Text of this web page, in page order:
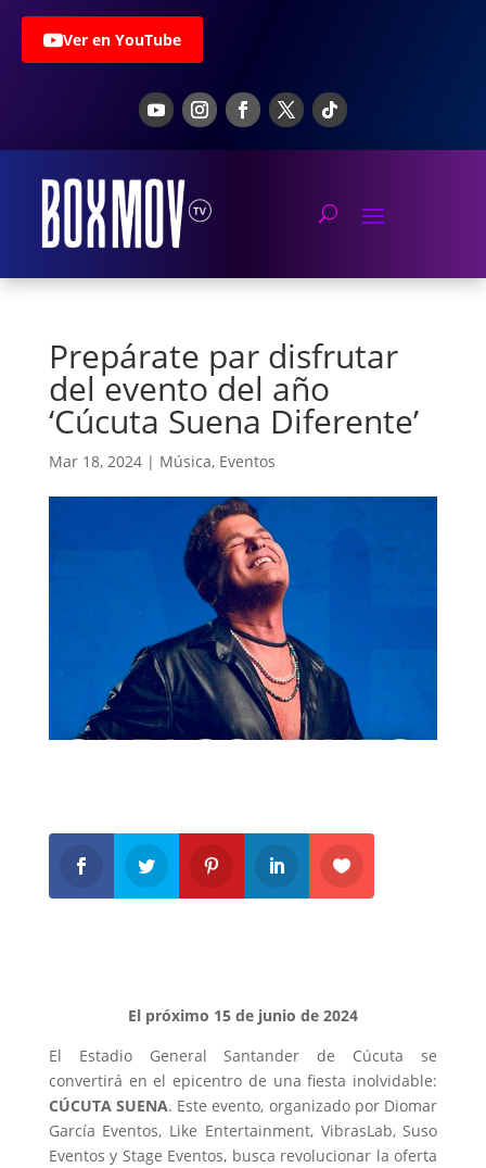
Ver en YouTube
Prepárate par disfrutar
del evento del año
‘Cúcuta Suena Diferente’
Mar 18, 2024| Música, Eventos
El próximo 15 de junio de 2024
El Estadio General Santander de Cúcuta se
convertirá en el epicentro de una fiesta inolvidable:
CÚCUTA SUENA. Este evento, organizado por Diomar
García Eventos, Like Entertainment, VibrasLab, Suso
Eventos y Stage Eventos, busca revolucionar la oferta